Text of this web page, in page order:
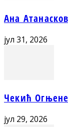
Ана
јул 31, 2026
Чекић
јул 29, 2026